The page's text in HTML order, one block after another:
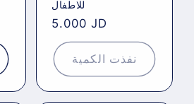
للاطفال
Regular
price
5.000 JD
نفذت الكمية